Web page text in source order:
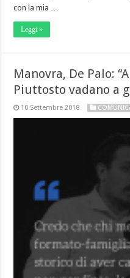
con la mia …
Leggi »
Manovra, De Palo:
Piuttosto vadano a
10 Settembre 2018